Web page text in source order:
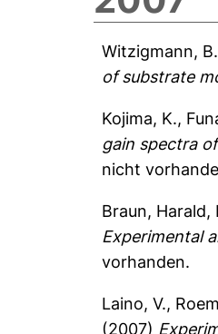
Witzigmann, B.
of substrate
Kojima, K.,
gain spectra
nicht
Braun, Harald,
Experimental
vorhanden.
Laino, V.,
(2007)